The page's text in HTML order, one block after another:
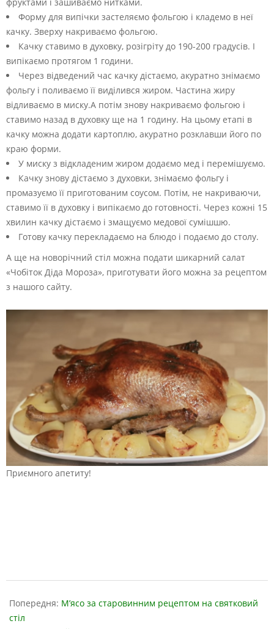
Форму для випічки застеляємо фольгою і кладемо в неї
качку. Зверху накриваємо фольгою.
Качку ставимо в духовку, розігріту до 190-200 градусів. І
випікаємо протягом 1 години.
Через відведений час качку дістаємо, акуратно знімаємо
фольгу і поливаємо її виділився жиром. Частина жиру
відливаємо в миску.А потім знову накриваємо фольгою і
ставимо назад в духовку ще на 1 годину. На цьому етапі в
качку можна додати картоплю, акуратно розклавши його по
краю форми.
У миску з відкладеним жиром додаємо мед і перемішуємо.
Качку знову дістаємо з духовки, знімаємо фольгу і
промазуємо її приготованим соусом. Потім, не накриваючи,
ставимо її в духовку і випікаємо до готовності. Через кожні 15
хвилин качку дістаємо і змащуємо медової сумішшю.
Готову качку перекладаємо на блюдо і подаємо до столу.
А ще на новорічний стіл можна подати шикарний салат
«Чобіток Діда Мороза», приготувати його можна за рецептом
з нашого сайту.
Приємного апетиту!
04-
26
Попередня: М’ясо за старовинним рецептом на святковий
стіл